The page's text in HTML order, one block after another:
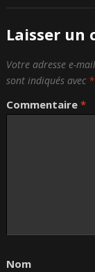
Laisser un
Votre adresse e-
sont indiqués avec *
Commentaire *
Nom